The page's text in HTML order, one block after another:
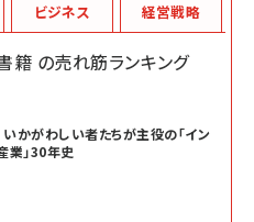
籍 の売れ筋ランキング
かがわしい者たちが主役の「イン
業」30年史
ビジネス 経営戦略